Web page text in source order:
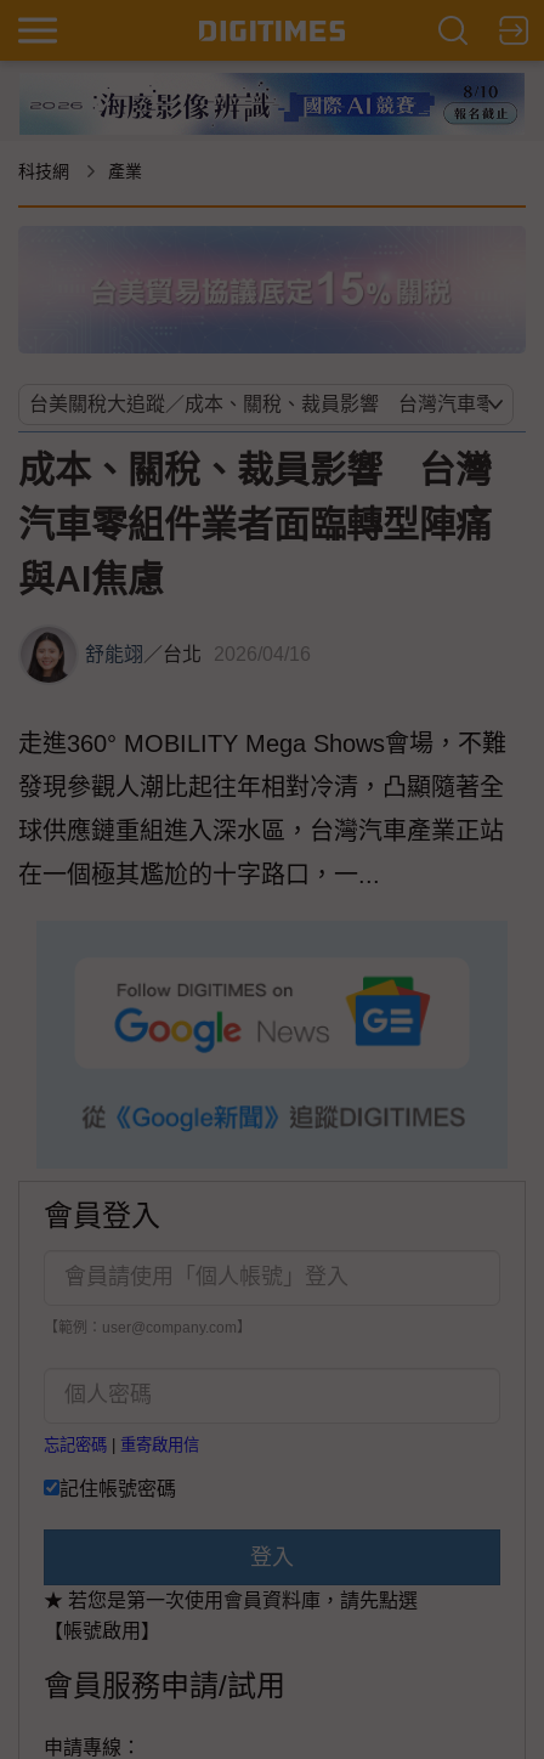
科技網 產業
成本、關稅、裁員影響 台灣
汽車零組件業者面臨轉型陣痛
與AI焦慮
舒能翊 ／台北 2026/04/16
走進360° MOBILITY Mega Shows會場，不難
發現參觀人潮比起往年相對冷清，凸顯隨著全
球供應鏈重組進入深水區，台灣汽車產業正站
在一個極其尷尬的十字路口，一...
會員登入
【範例：user@company.com】
忘記密碼 重寄啟用信
記住帳號密碼
登入
★ 若您是第一次使用會員資料庫，請先點選
【帳號啟用】
會員服務申請/試用
申請專線：